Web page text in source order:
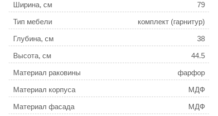
Ширина, см 79
Тип мебели комплект (гарнитур)
Глубина, см 38
Высота, см 44.5
Материал раковины фарфор
Материал корпуса МДФ
Материал фасада МДФ